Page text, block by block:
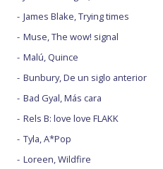
James Blake, Trying times
Muse, The wow! signal
Malú, Quince
Bunbury, De un siglo anterior
Bad Gyal, Más cara
Rels B: love love FLAKK
Tyla, A*Pop
Loreen, Wildfire